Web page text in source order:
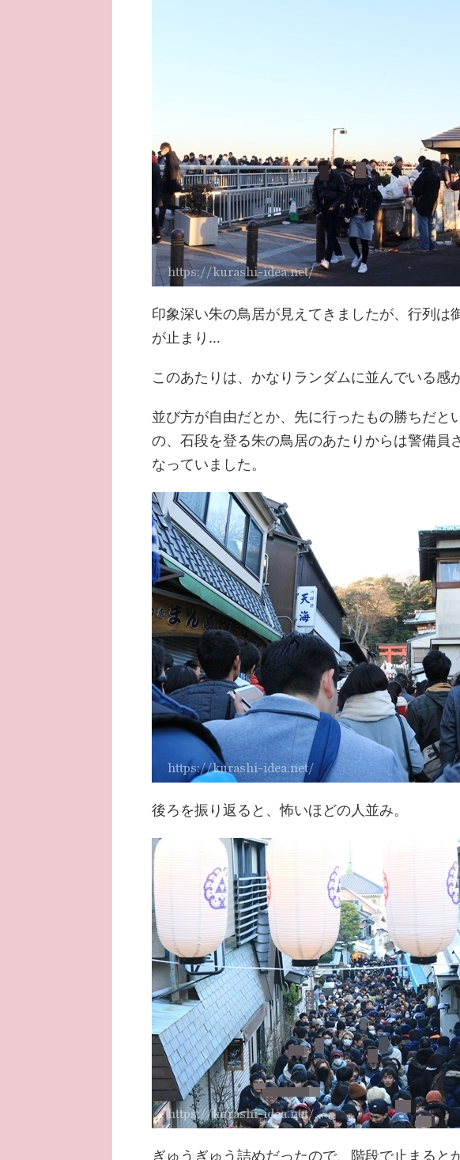
印象深い朱の鳥居が見えてきましたが、行列は
が止まり…
このあたりは、かなりランダムに並んでいる感
並び方が自由だとか、先に行ったもの勝ちだと
の、石段を登る朱の鳥居のあたりからは警備員
なっていました。
後ろを振り返ると、怖いほどの人並み。
ぎゅうぎゅう詰めだったので、階段で止まると